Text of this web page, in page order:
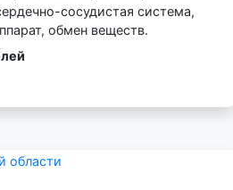
сосудистая система,
обмен веществ.